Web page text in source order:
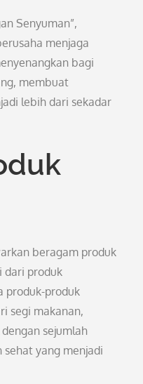
Senyuman”,
menjaga
bagi
membuat
lebih dari sekadar
beragam produk
dari produk
produk-produk
segi makanan,
sejumlah
sehat yang menjadi